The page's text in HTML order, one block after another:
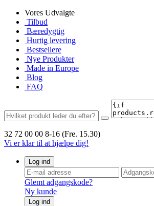
Vores Udvalgte
Tilbud
Bæredygtig
Hurtig levering
Bestsellere
Nye Produkter
Made in Europe
Blog
FAQ
32 72 00 00 8-16 (Fre. 15.30)
Vi er klar til at hjælpe dig!
Log ind
Glemt adgangskode?
Ny kunde
Log ind